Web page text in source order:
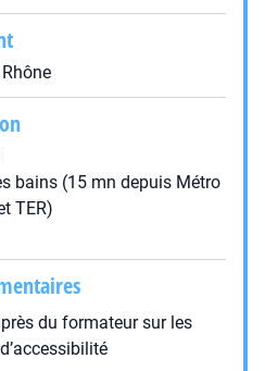
bains (15 mn depuis Métro
TER)
du formateur sur les